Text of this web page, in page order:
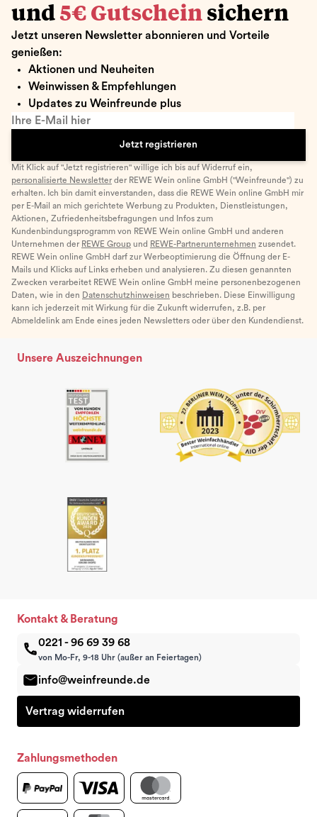
und 5€ Gutschein sichern
Jetzt unseren Newsletter abonnieren und Vorteile
genießen:
Aktionen und Neuheiten
Weinwissen & Empfehlungen
Updates zu Weinfreunde plus
Ihre E-Mail hier
Jetzt registrieren
Mit Klick auf "Jetzt registrieren" willige ich bis auf Widerruf ein,
personalisierte Newsletter der REWE Wein online GmbH ("Weinfreunde") zu
erhalten. Ich bin damit einverstanden, dass die REWE Wein online GmbH mir
per E-Mail an mich gerichtete Werbung zu Produkten, Dienstleistungen,
Aktionen, Zufriedenheitsbefragungen und Infos zum
Kundenbindungsprogramm von REWE Wein online GmbH und anderen
Unternehmen der REWE Group und REWE-Partnerunternehmen zusendet.
REWE Wein online GmbH darf zur Werbeoptimierung die Öffnung der E-
Mails und Klicks auf Links erheben und analysieren. Zu diesen genannten
Zwecken verarbeitet REWE Wein online GmbH meine personenbezogenen
Daten, wie in den Datenschutzhinweisen beschrieben. Diese Einwilligung
kann ich jederzeit mit Wirkung für die Zukunft widerrufen, z.B. per
Abmeldelink am Ende eines jeden Newsletters oder über den Kundendienst.
Unsere Auszeichnungen
Kontakt & Beratung
0221 - 96 69 39 68
von Mo-Fr, 9-18 Uhr (außer an Feiertagen)
info@weinfreunde.de
Vertrag widerrufen
Zahlungsmethoden